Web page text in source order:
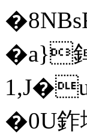
�a}
�0U